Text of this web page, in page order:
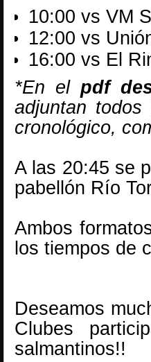
10:00 vs VM
12:00 vs
16:00 vs El
*En el pdf
adjuntan
cronológico,
A las 20:45 se
pabellón Río
Ambos
los tiempos de
Deseamos
Clubes
salmantinos!!